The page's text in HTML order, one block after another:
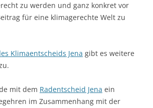
zu werden und ganz konkret vor
für eine klimagerechte Welt zu
Klimaentscheids Jena gibt es weitere
mit dem Radentscheid Jena ein
im Zusammenhang mit der